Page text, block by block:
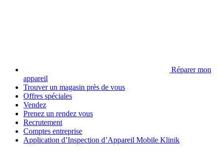
Réparer mon
appareil
Trouver un magasin près de vous
Offres spéciales
Vendez
Prenez un rendez vous
Recrutement
Comptes entreprise
Application d’Inspection d’Appareil Mobile Klinik